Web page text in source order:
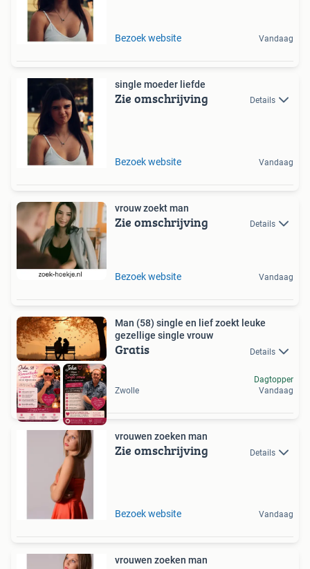
Bezoek website Vandaag
single moeder liefde
Zie omschrijving Details
Bezoek website Vandaag
vrouw zoekt man
Zie omschrijving Details
Bezoek website Vandaag
Man (58) single en lief zoekt leuke
gezellige single vrouw
Gratis Details
Zwolle
Dagtopper
Vandaag
vrouwen zoeken man
Zie omschrijving Details
Bezoek website Vandaag
vrouwen zoeken man